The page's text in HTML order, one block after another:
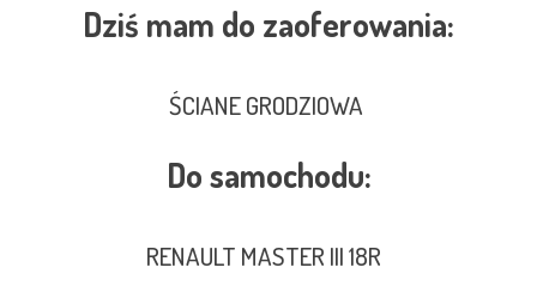
Dziś mam do zaoferowania:
ŚCIANE GRODZIOWA
Do samochodu:
RENAULT MASTER III 18R